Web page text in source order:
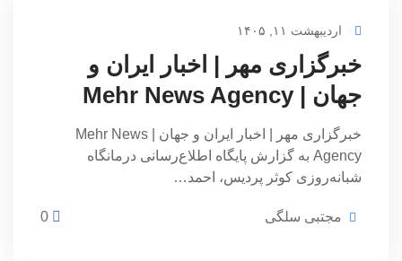
اردیبهشت ۱۱, ۱۴۰۵
خبرگزاری مهر | اخبار ایران و
جهان | Mehr News Agency
خبرگزاری مهر | اخبار ایران و جهان | Mehr News
Agency به گزارش پایگاه اطلاع‌رسانی درمانگاه
شبانه‌روزی کوثر پردیس، احمد…
مجتبی سلگی